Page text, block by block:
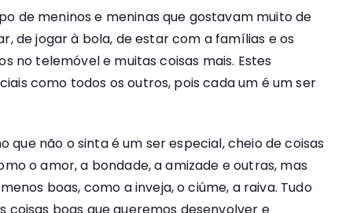
de meninos e meninas que gostavam muito de
de jogar à bola, de estar com a famílias e os
no telemóvel e muitas coisas mais. Estes
como todos os outros, pois cada um é um ser
que não o sinta é um ser especial, cheio de coisas
o amor, a bondade, a amizade e outras, mas
boas, como a inveja, o ciúme, a raiva. Tudo
coisas boas que queremos desenvolver e